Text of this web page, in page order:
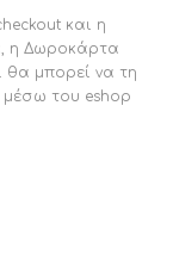
και η
η Δωροκάρτα
μπορεί να τη
μέσω του eshop